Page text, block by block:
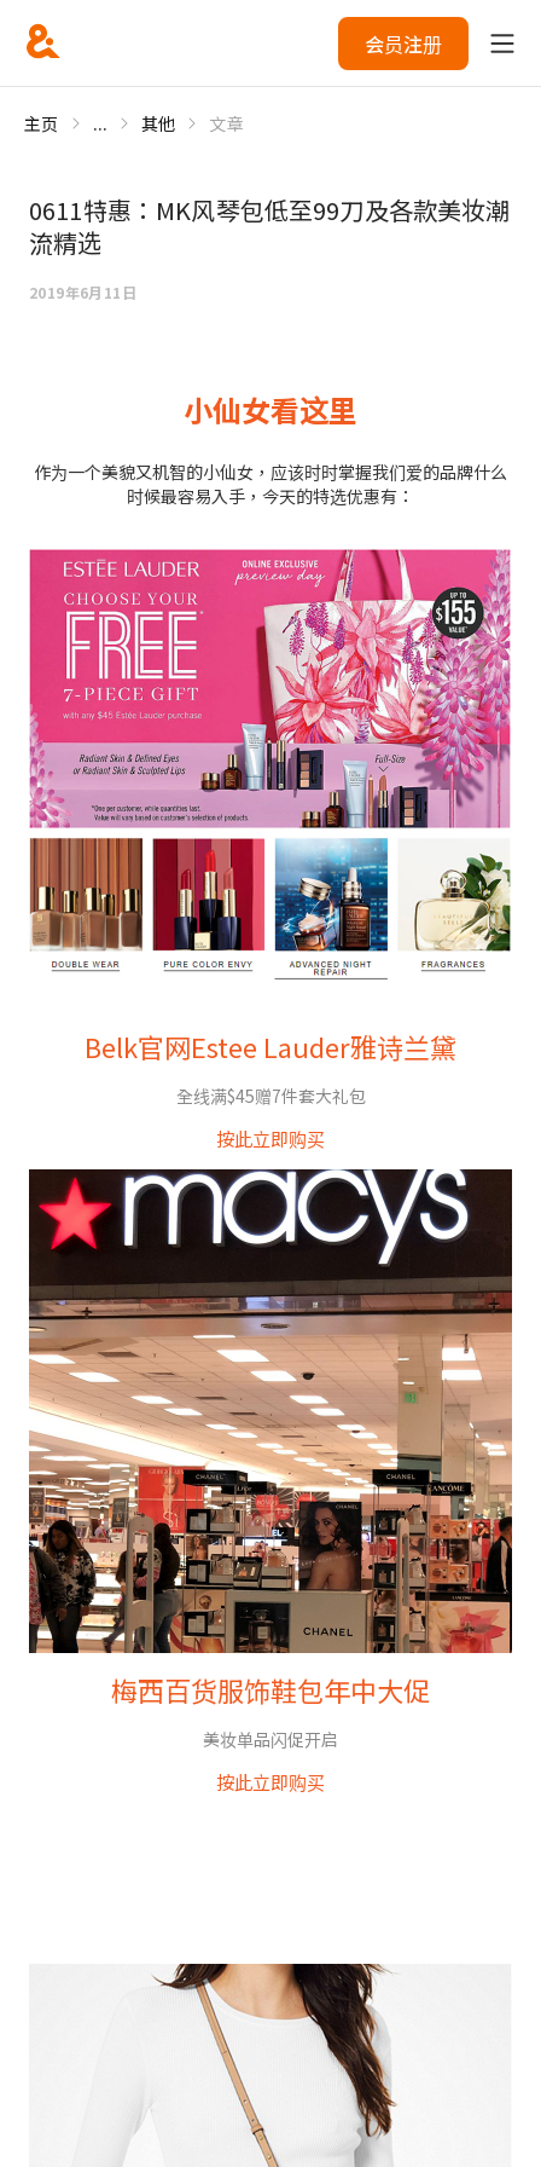
会员注册
主页 ... 其他 文章
0611特惠：MK风琴包低至99刀及各款美妆潮
流精选
2019年6月11日
小仙女看这里
作为一个美貌又机智的小仙女，应该时时掌握我们爱的品牌什么
时候最容易入手，今天的特选优惠有：
Belk官网Estee Lauder雅诗兰黛
全线满$45赠7件套大礼包
按此立即购买
梅西百货服饰鞋包年中大促
美妆单品闪促开启
按此立即购买